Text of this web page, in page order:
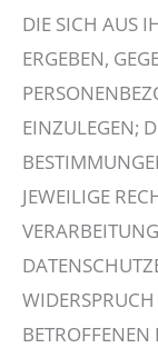
DIE SICH AUS
ERGEBEN,
EINZULEGEN;
JEWEILIGE